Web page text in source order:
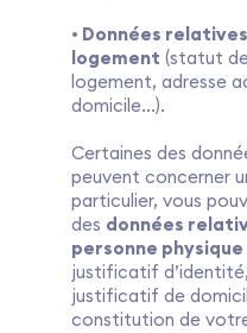
• Données
logement (statut
logement, adresse
domicile...).
Certaines des
peuvent concerner
particulier, vous
des données
personne physique
justificatif
justificatif de
constitution de